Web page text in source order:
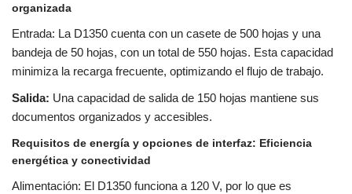
organizada
Entrada: La D1350 cuenta con un casete de 500 hojas y una
bandeja de 50 hojas, con un total de 550 hojas. Esta capacidad
minimiza la recarga frecuente, optimizando el flujo de trabajo.
Salida: Una capacidad de salida de 150 hojas mantiene sus
documentos organizados y accesibles.
Requisitos de energía y opciones de interfaz: Eficiencia
energética y conectividad
Alimentación: El D1350 funciona a 120 V, por lo que es